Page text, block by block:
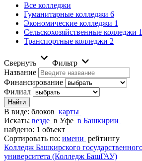
Все колледжи
Гуманитарные колледжи 6
Экономические колледжи 1
Сельскохозяйственные колледжи 1
Транспортные колледжи 2
Свернуть
Фильтр
Название
Финансирование
Филиал
В виде: блоков карты
Искать: везде в Уфе в Башкирии
найдено: 1 объект
Сортировать по: имени рейтингу
Колледж Башкирского
университета (Колледж БашГАУ)